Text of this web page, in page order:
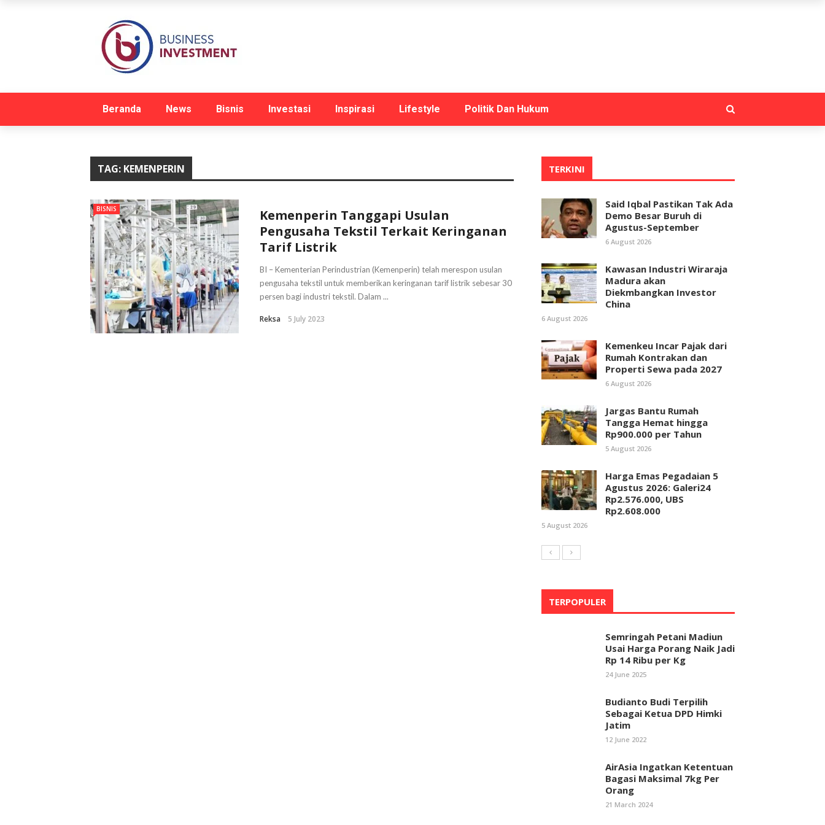
Beranda News Bisnis Investasi Inspirasi Lifestyle Politik Dan Hukum
TAG: KEMENPERIN
BISNIS
Kemenperin Tanggapi Usulan
Pengusaha Tekstil Terkait Keringanan
Tarif Listrik
BI – Kementerian Perindustrian (Kemenperin) telah merespon usulan
pengusaha tekstil untuk memberikan keringanan tarif listrik sebesar 30
persen bagi industri tekstil. Dalam ...
Reksa 5 July 2023
TERKINI
Said Iqbal Pastikan Tak Ada
Demo Besar Buruh di
Agustus-September
6 August 2026
Kawasan Industri Wiraraja
Madura akan
Diekmbangkan Investor
China
6 August 2026
Kemenkeu Incar Pajak dari
Rumah Kontrakan dan
Properti Sewa pada 2027
6 August 2026
Jargas Bantu Rumah
Tangga Hemat hingga
Rp900.000 per Tahun
5 August 2026
Harga Emas Pegadaian 5
Agustus 2026: Galeri24
Rp2.576.000, UBS
Rp2.608.000
5 August 2026
TERPOPULER
Semringah Petani Madiun
Usai Harga Porang Naik Jadi
Rp 14 Ribu per Kg
24 June 2025
Budianto Budi Terpilih
Sebagai Ketua DPD Himki
Jatim
12 June 2022
AirAsia Ingatkan Ketentuan
Bagasi Maksimal 7kg Per
Orang
21 March 2024